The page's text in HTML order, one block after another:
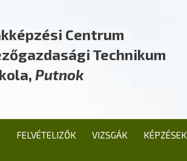
Centrum
Technikum
Putnok
FELVÉTELIZŐK VIZSGÁK KÉPZÉSEK